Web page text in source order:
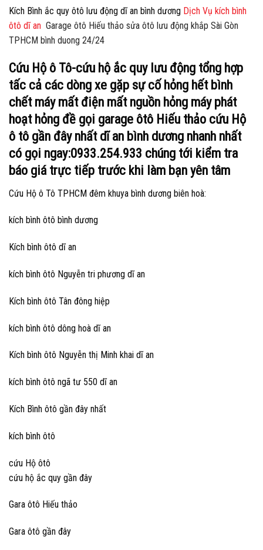
Kích Bình ắc quy ôtô lưu động dĩ an bình dương Dịch Vụ kích bình
ôtô dĩ an Garage ôtô Hiếu thảo sửa ôtô lưu động khắp Sài Gòn
TPHCM bình duong 24/24
Cứu Hộ ô Tô-cứu hộ ắc quy lưu động tổng hợp
tấc cả các dòng xe gặp sự cố hỏng hết bình
chết máy mất điện mất nguồn hỏng máy phát
hoạt hỏng đề gọi garage ôtô Hiếu thảo cứu Hộ
ô tô gần đây nhất dĩ an bình dương nhanh nhất
có gọi ngay:0933.254.933 chúng tới kiểm tra
báo giá trực tiếp trước khi làm bạn yên tâm
Cứu Hộ ô Tô TPHCM đêm khuya bình dương biên hoà:
kích bình ôtô bình dương
Kích bình ôtô dĩ an
kích bình ôtô Nguyễn tri phương dĩ an
Kích bình ôtô Tân đông hiệp
kích bình ôtô dông hoà dĩ an
Kích bình ôtô Nguyễn thị Minh khai dĩ an
kích bình ôtô ngã tư 550 dĩ an
Kích Bình ôtô gần đây nhất
kích bình ôtô
cứu Hộ ôtô
cứu hộ ắc quy gần đây
Gara ôtô Hiếu thảo
Gara ôtô gần đây